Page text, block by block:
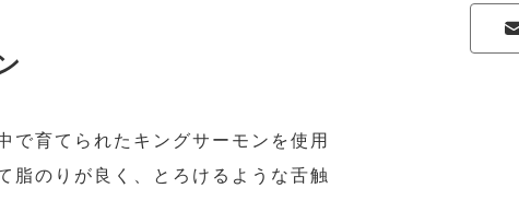
で育てられたキングサーモンを使用
脂のりが良く、とろけるような舌触